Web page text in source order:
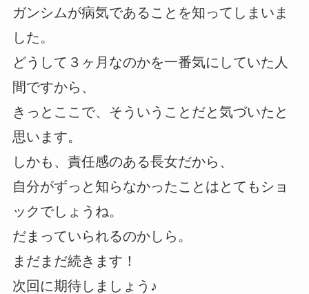
ガンシムが病気であることを知ってしまいま
した。
どうして３ヶ月なのかを一番気にしていた人
間ですから、
きっとここで、そういうことだと気づいたと
思います。
しかも、責任感のある長女だから、
自分がずっと知らなかったことはとてもショ
ックでしょうね。
だまっていられるのかしら。
まだまだ続きます！
次回に期待しましょう♪